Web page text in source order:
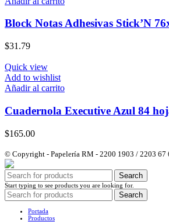
Block Notas Adhesivas Stick’N
$31.79
Quick view
Add to wishlist
Añadir al carrito
Cuadernola Executive Azul 84
$165.00
© Copyright - Papelería RM - 2200 1903 / 2203 67
Search
Start typing to see products you are looking for.
Search
Portada
Productos